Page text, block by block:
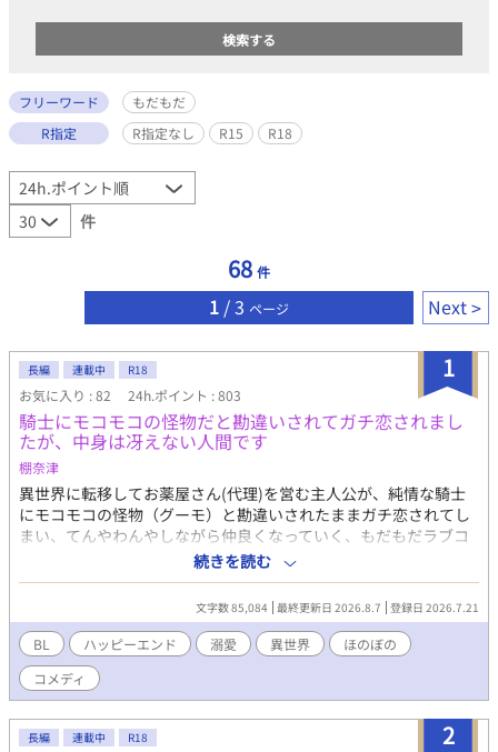
フリーワード
もだもだ
R指定
R指定なし R15 R18
件
68 件
1 / 3 ページ Next
1
長編 連載中 R18
お気に入り : 82 24h.ポイント : 803
騎士にモコモコの怪物だと勘違いされてガチ恋されまし
たが、中身は冴えない人間です
棚奈津
異世界に転移してお薬屋さん(代理)を営む主人公が、純情な騎士
にモコモコの怪物（グーモ）と勘違いされたままガチ恋されてし
まい、てんやわんやしながら仲良くなっていく、もだもだラブコ
メ。前後編。 【純情大型犬な騎士（攻） × 自称コミュ障の薬師
見習い（受）】 毎日20時更新。ストック状況次第で追加更新する
かもしれません。R-18シーンは記号をつけてます。 ※ムーライト
ノベルズにも掲載中
続きを読む
文字数 85,084 最終更新日 2026.8.7 登録日 2026.7.21
BL ハッピーエンド 溺愛 異世界
ほのぼの
コメディ
2
長編 連載中 R18